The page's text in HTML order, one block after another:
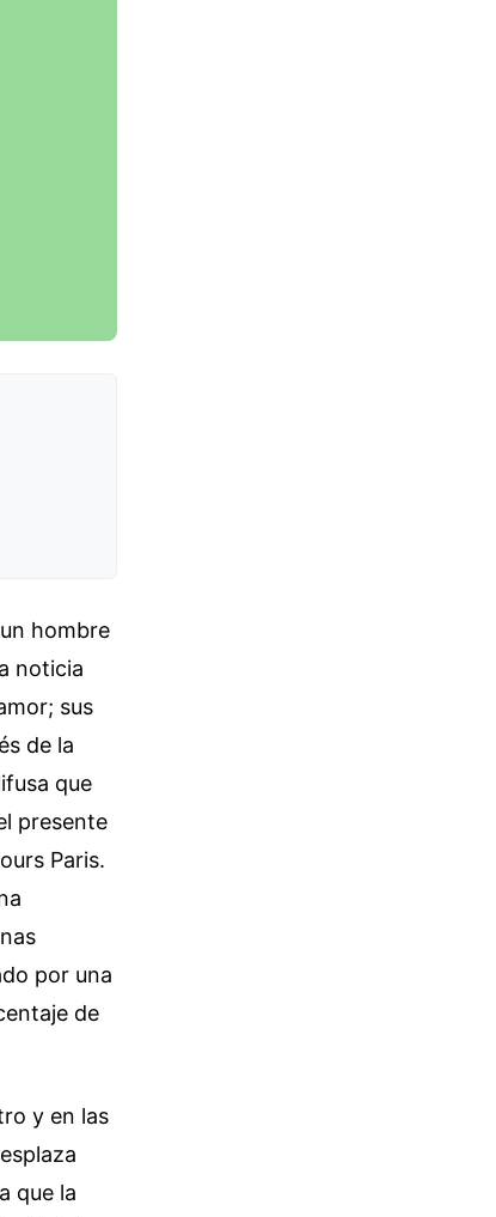
hombre
noticia
sus
de la
que
presente
Paris.
por una
de
y en las
que la